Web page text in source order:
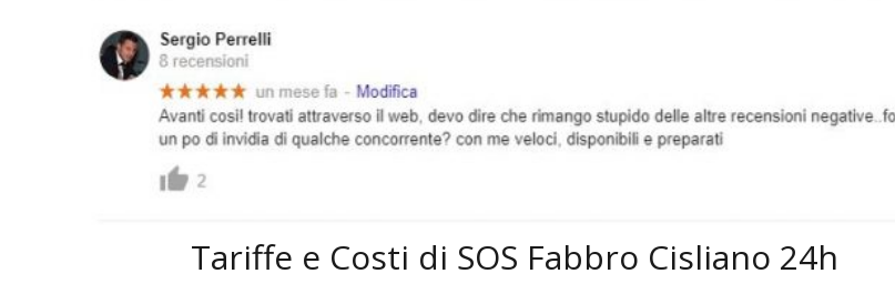
Tariffe e Costi di SOS Fabbro Cisliano 24h